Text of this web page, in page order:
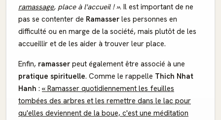
ramassage, place à l'accueil ! ». Il est important de ne
pas se contenter de Ramasser les personnes en
difficulté ou en marge de la société, mais plutôt de les
accueillir et de les aider à trouver leur place.
Enfin, ramasser peut également être associé à une
pratique spirituelle. Comme le rappelle Thich Nhat
Hanh : « Ramasser quotidiennement les feuilles
tombées des arbres et les remettre dans le lac pour
qu'elles deviennent de la boue, c'est une méditation